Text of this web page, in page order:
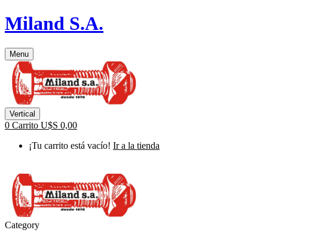
Miland S.A.
Menu
Vertical
0 Carrito U$S 0,00
¡Tu carrito está vacío! Ir a la tienda
Category